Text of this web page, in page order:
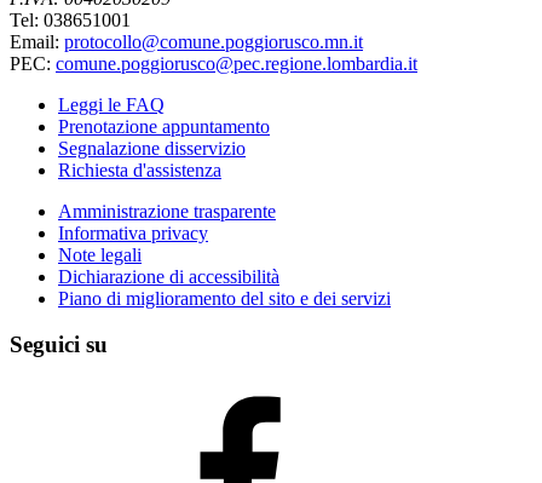
Tel: 038651001
Email: protocollo@comune.poggiorusco.mn.it
PEC: comune.poggiorusco@pec.regione.lombardia.it
Leggi le FAQ
Prenotazione appuntamento
Segnalazione disservizio
Richiesta d'assistenza
Amministrazione trasparente
Informativa privacy
Note legali
Dichiarazione di accessibilità
Piano di miglioramento del sito e dei servizi
Seguici su